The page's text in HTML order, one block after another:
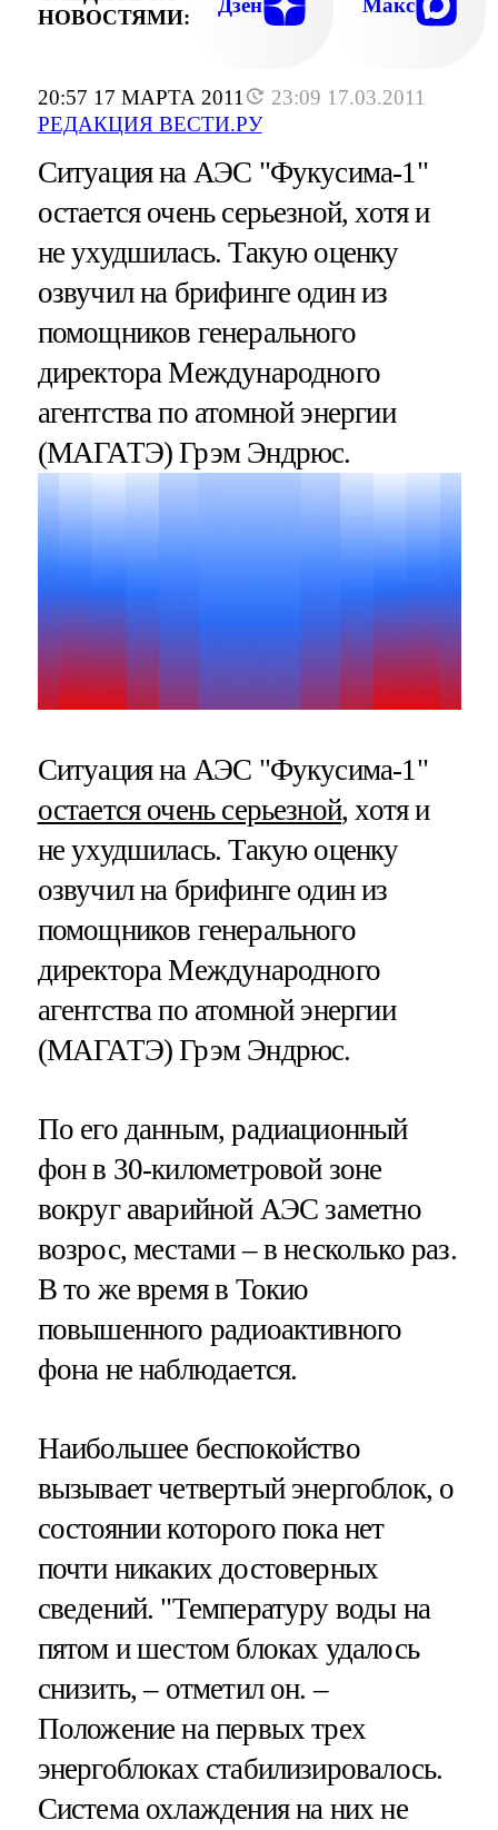
20:57 17 МАРТА 2011
23:09 17.03.2011
РЕДАКЦИЯ ВЕСТИ.РУ
НОВОСТЯМИ:
Дзен Макс
Ситуация на АЭС "Фукусима-1"
остается очень серьезной, хотя и
не ухудшилась. Такую оценку
озвучил на брифинге один из
помощников генерального
директора Международного
агентства по атомной энергии
(МАГАТЭ) Грэм Эндрюс.
Ситуация на АЭС "Фукусима-1"
остается очень серьезной, хотя и
не ухудшилась. Такую оценку
озвучил на брифинге один из
помощников генерального
директора Международного
агентства по атомной энергии
(МАГАТЭ) Грэм Эндрюс.
По его данным, радиационный
фон в 30-километровой зоне
вокруг аварийной АЭС заметно
возрос, местами – в несколько раз.
В то же время в Токио
повышенного радиоактивного
фона не наблюдается.
Наибольшее беспокойство
вызывает четвертый энергоблок, о
состоянии которого пока нет
почти никаких достоверных
сведений. "Температуру воды на
пятом и шестом блоках удалось
снизить, – отметил он. –
Положение на первых трех
энергоблоках стабилизировалось.
Система охлаждения на них не